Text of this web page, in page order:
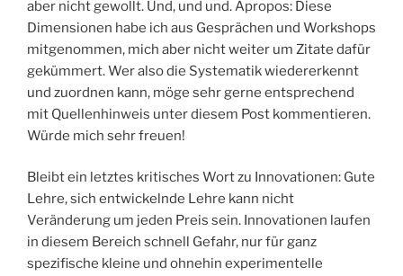
aber nicht gewollt. Und, und und. Apropos: Diese
Dimensionen habe ich aus Gesprächen und Workshops
mitgenommen, mich aber nicht weiter um Zitate dafür
gekümmert. Wer also die Systematik wiedererkennt
und zuordnen kann, möge sehr gerne entsprechend
mit Quellenhinweis unter diesem Post kommentieren.
Würde mich sehr freuen!
Bleibt ein letztes kritisches Wort zu Innovationen: Gute
Lehre, sich entwickelnde Lehre kann nicht
Veränderung um jeden Preis sein. Innovationen laufen
in diesem Bereich schnell Gefahr, nur für ganz
spezifische kleine und ohnehin experimentelle